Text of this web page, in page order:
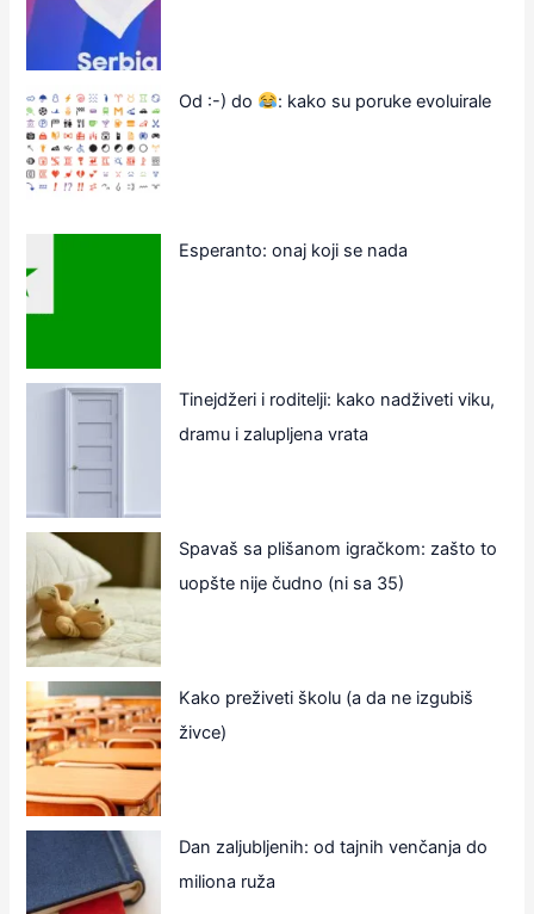
Od :-) do : kako su poruke evoluirale
Esperanto: onaj koji se nada
Tinejdžeri i roditelji: kako nadživeti viku,
dramu i zalupljena vrata
Spavaš sa plišanom igračkom: zašto to
uopšte nije čudno (ni sa 35)
Kako preživeti školu (a da ne izgubiš
živce)
Dan zaljubljenih: od tajnih venčanja do
miliona ruža